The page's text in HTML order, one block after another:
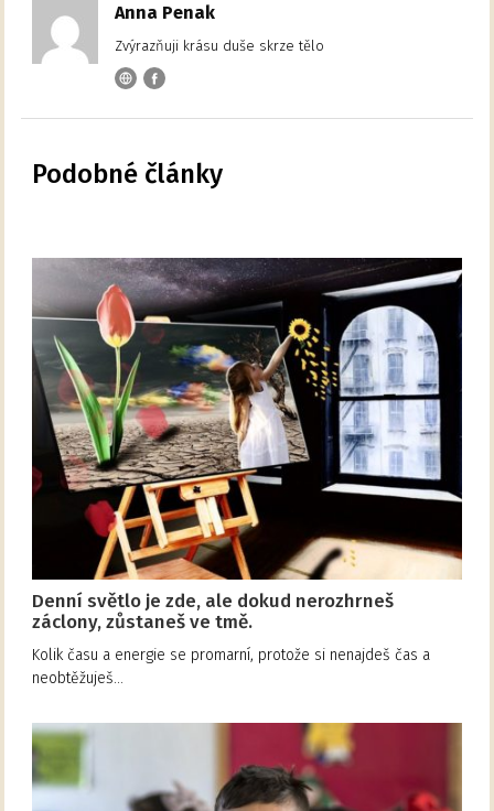
Anna Penak
Zvýrazňuji krásu duše skrze tělo
Podobné články
Denní světlo je zde, ale dokud nerozhrneš
záclony, zůstaneš ve tmě.
Kolik času a energie se promarní, protože si nenajdeš čas a
neobtěžuješ…